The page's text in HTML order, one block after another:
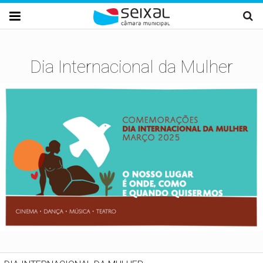
Passar para o conteúdo principal

Dia Internacional da Mulher